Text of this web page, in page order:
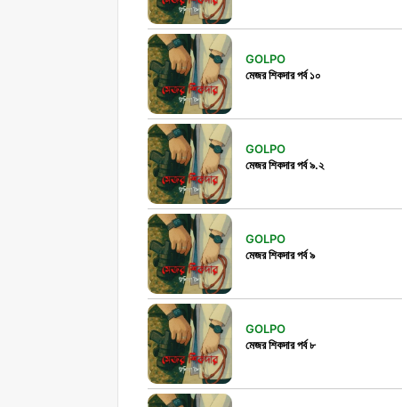
GOLPO
মেজর শিকদার পর্ব ১০
GOLPO
মেজর শিকদার পর্ব ৯.২
GOLPO
মেজর শিকদার পর্ব ৯
GOLPO
মেজর শিকদার পর্ব ৮